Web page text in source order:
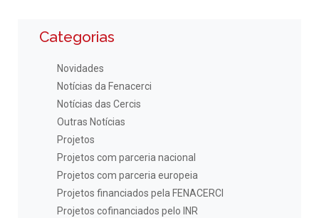
Categorias
Novidades
Notícias da Fenacerci
Notícias das Cercis
Outras Notícias
Projetos
Projetos com parceria nacional
Projetos com parceria europeia
Projetos financiados pela FENACERCI
Projetos cofinanciados pelo INR